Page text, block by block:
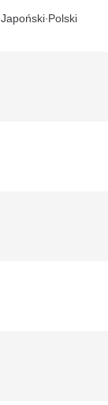
Japoński Polski